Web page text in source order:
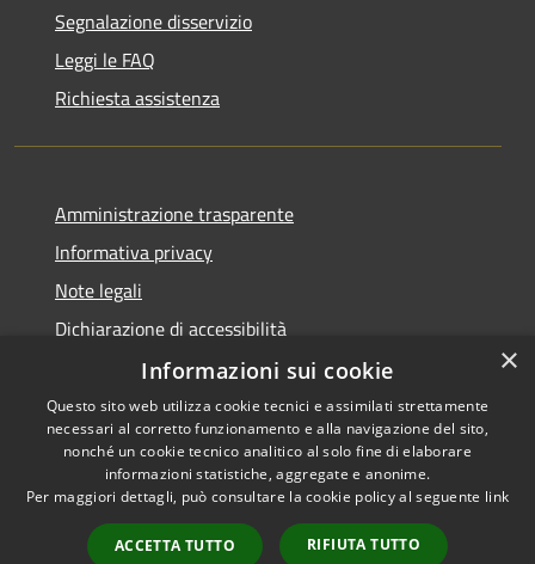
Segnalazione disservizio
Leggi le FAQ
Richiesta assistenza
Amministrazione trasparente
Informativa privacy
Note legali
Dichiarazione di accessibilità
Accessibilità
Privacy
Copyright © 2026 • Comune di
Venegono Superiore • Powered
byMunicipium•Accesso
redazione
×
Informazioni sui cookie
Questo sito web utilizza cookie tecnici e assimilati strettamente
necessari al corretto funzionamento e alla navigazione del sito,
nonché un cookie tecnico analitico al solo fine di elaborare
informazioni statistiche, aggregate e anonime.
Per maggiori dettagli, può consultare la cookie policy al seguente link
ACCETTA TUTTO RIFIUTA TUTTO